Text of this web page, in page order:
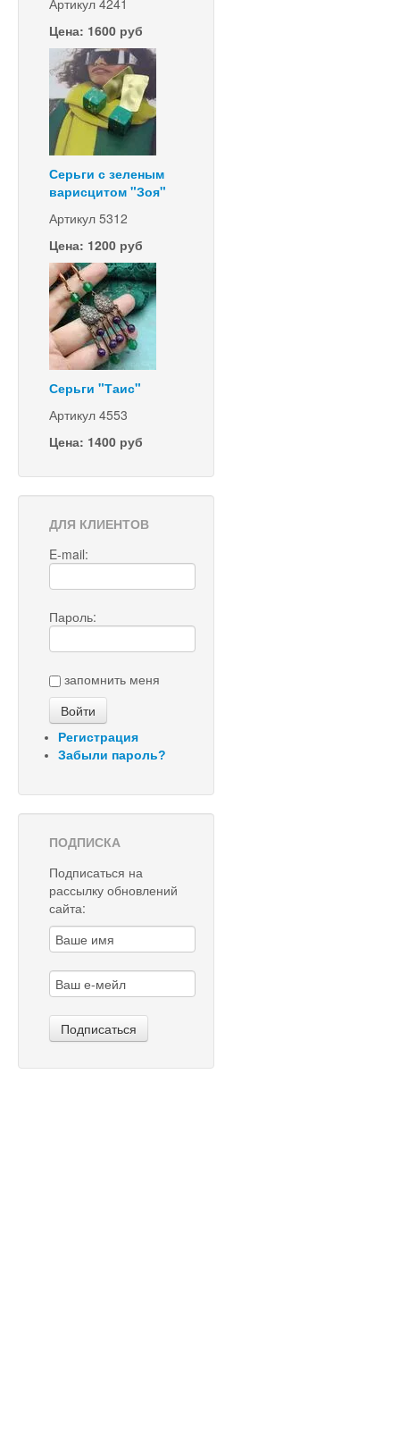
Артикул 4241
Цена: 1600 руб
Серьги с зеленым
варисцитом "Зоя"
Артикул 5312
Цена: 1200 руб
Серьги "Таис"
Артикул 4553
Цена: 1400 руб
ДЛЯ КЛИЕНТОВ
E-mail:
Пароль:
запомнить меня
Регистрация
Забыли пароль?
ПОДПИСКА
Подписаться на
рассылку обновлений
сайта: